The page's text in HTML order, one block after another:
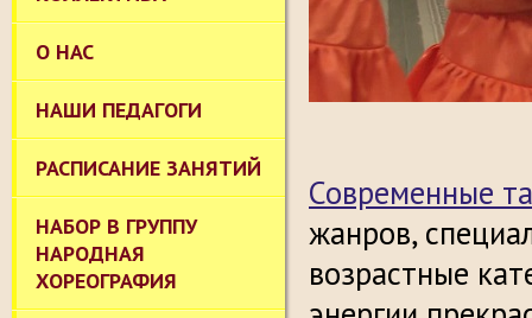
О НАС
НАШИ ПЕДАГОГИ
РАСПИСАНИЕ ЗАНЯТИЙ
НАБОР В ГРУППУ
НАРОДНАЯ
ХОРЕОГРАФИЯ
Современные
жанров,
возрастные